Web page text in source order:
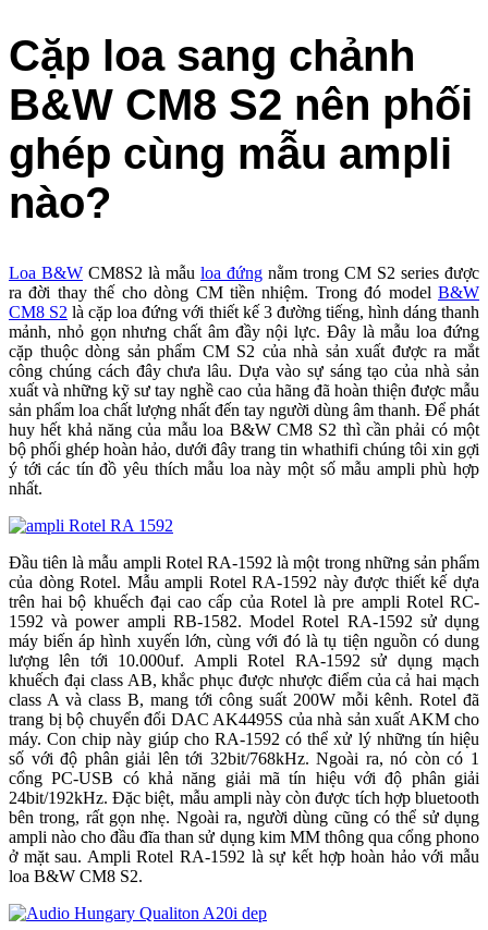
Cặp loa sang chảnh
B&W CM8 S2 nên phối
ghép cùng mẫu ampli
nào?
Loa B&W CM8S2 là mẫu loa đứng nằm trong CM S2 series được
ra đời thay thế cho dòng CM tiền nhiệm. Trong đó model B&W
CM8 S2 là cặp loa đứng với thiết kế 3 đường tiếng, hình dáng thanh
mảnh, nhỏ gọn nhưng chất âm đầy nội lực. Đây là mẫu loa đứng
cặp thuộc dòng sản phẩm CM S2 của nhà sản xuất được ra mắt
công chúng cách đây chưa lâu. Dựa vào sự sáng tạo của nhà sản
xuất và những kỹ sư tay nghề cao của hãng đã hoàn thiện được mẫu
sản phẩm loa chất lượng nhất đến tay người dùng âm thanh. Để phát
huy hết khả năng của mẫu loa B&W CM8 S2 thì cần phải có một
bộ phối ghép hoàn hảo, dưới đây trang tin whathifi chúng tôi xin gợi
ý tới các tín đồ yêu thích mẫu loa này một số mẫu ampli phù hợp
nhất.
Đầu tiên là mẫu ampli Rotel RA-1592 là một trong những sản phẩm
của dòng Rotel. Mẫu ampli Rotel RA-1592 này được thiết kế dựa
trên hai bộ khuếch đại cao cấp của Rotel là pre ampli Rotel RC-
1592 và power ampli RB-1582. Model Rotel RA-1592 sử dụng
máy biến áp hình xuyến lớn, cùng với đó là tụ tiện nguồn có dung
lượng lên tới 10.000uf. Ampli Rotel RA-1592 sử dụng mạch
khuếch đại class AB, khắc phục được nhược điểm của cả hai mạch
class A và class B, mang tới công suất 200W mỗi kênh. Rotel đã
trang bị bộ chuyển đổi DAC AK4495S của nhà sản xuất AKM cho
máy. Con chip này giúp cho RA-1592 có thể xử lý những tín hiệu
số với độ phân giải lên tới 32bit/768kHz. Ngoài ra, nó còn có 1
cổng PC-USB có khả năng giải mã tín hiệu với độ phân giải
24bit/192kHz. Đặc biệt, mẫu ampli này còn được tích hợp bluetooth
bên trong, rất gọn nhẹ. Ngoài ra, người dùng cũng có thể sử dụng
ampli nào cho đầu đĩa than sử dụng kim MM thông qua cổng phono
ở mặt sau. Ampli Rotel RA-1592 là sự kết hợp hoàn hảo với mẫu
loa B&W CM8 S2.